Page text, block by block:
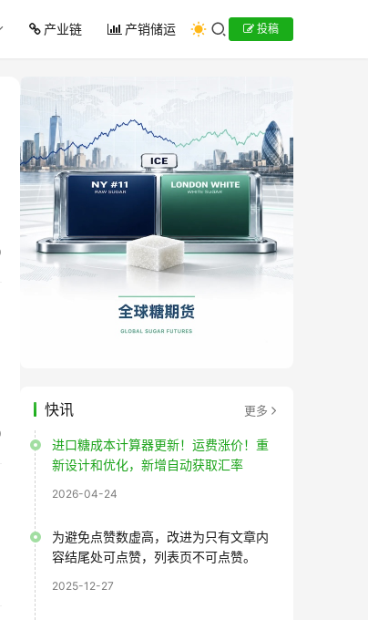
产业链 产销储运 投稿
快讯 更多
进口糖成本计算器更新！运费涨价！重
新设计和优化，新增自动获取汇率
2026-04-24
为避免点赞数虚高，改进为只有文章内
容结尾处可点赞，列表页不可点赞。
2025-12-27